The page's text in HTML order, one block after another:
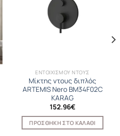
ΕΝΤΟΙΧΙΣΜΟΥ ΝΤΟΥΣ
Μίκτης ντους διπλός
ARTEMIS Nero BM34F02C
KARAG
152.96€
ΠΡΟΣΘΉΚΗ ΣΤΟ ΚΑΛΆΘΙ